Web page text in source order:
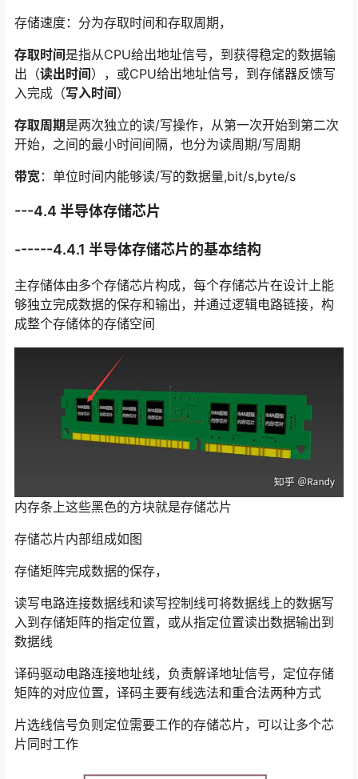
存储速度：分为存取时间和存取周期，
存取时间 是指从CPU给出地址信号，到获得稳定的数据输
出（读出时间 ），或CPU给出地址信号，到存储器反馈写
入完成（写入时间 ）
存取周期是两次独立的读/写操作，从第一次开始到第二次
开始，之间的最小时间间隔，也分为读周期/写周期
带宽：单位时间内能够读/写的数据量,bit/s,byte/s
---4.4 半导体存储芯片
------4.4.1 半导体存储芯片的基本结构
主存储体由多个存储芯片构成，每个存储芯片在设计上能
够独立完成数据的保存和输出，并通过逻辑电路链接，构
成整个存储体的存储空间
内存条上这些黑色的方块就是存储芯片
存储芯片内部组成如图
存储矩阵完成数据的保存，
读写电路连接数据线和读写控制线可将数据线上的数据写
入到存储矩阵的指定位置，或从指定位置读出数据输出到
数据线
译码驱动电路连接地址线，负责解译地址信号，定位存储
矩阵的对应位置，译码主要有线选法和重合法两种方式
片选线信号负则定位需要工作的存储芯片，可以让多个芯
片同时工作